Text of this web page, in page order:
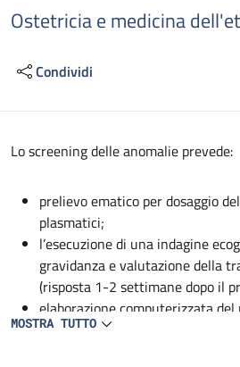
Ostetricia e medicina
Condividi
Descrizione
Lo screening delle anomalie prevede:
prelievo ematico per dosaggio
plasmatici;
l’esecuzione di una indagine
gravidanza e valutazione della
(risposta 1-2 settimane dopo il
elaborazione computerizzata
cromosomiche fetali (trisomia 21,
MOSTRA TUTTO